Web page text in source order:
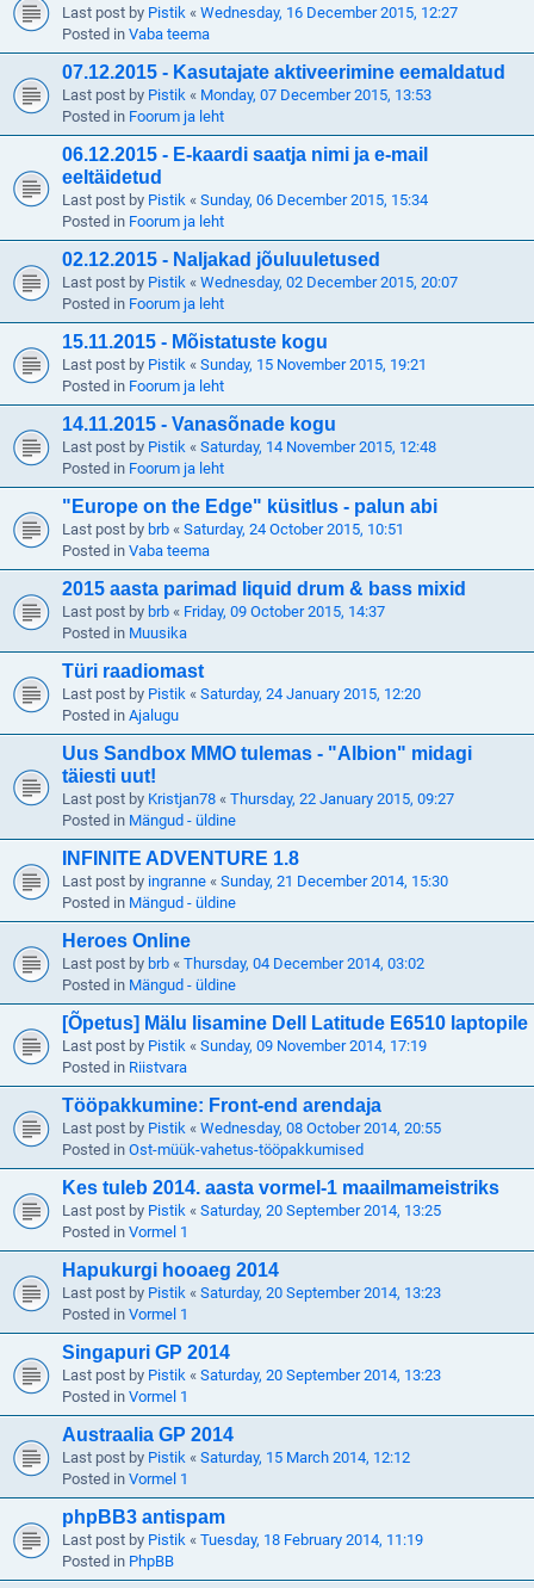
Last post by Pistik « Wednesday, 16 December 2015, 12:27
Posted in Vaba teema
07.12.2015 - Kasutajate aktiveerimine eemaldatud
Last post by Pistik « Monday, 07 December 2015, 13:53
Posted in Foorum ja leht
06.12.2015 - E-kaardi saatja nimi ja e-mail
eeltäidetud
Last post by Pistik « Sunday, 06 December 2015, 15:34
Posted in Foorum ja leht
02.12.2015 - Naljakad jõuluuletused
Last post by Pistik « Wednesday, 02 December 2015, 20:07
Posted in Foorum ja leht
15.11.2015 - Mõistatuste kogu
Last post by Pistik « Sunday, 15 November 2015, 19:21
Posted in Foorum ja leht
14.11.2015 - Vanasõnade kogu
Last post by Pistik « Saturday, 14 November 2015, 12:48
Posted in Foorum ja leht
"Europe on the Edge" küsitlus - palun abi
Last post by brb « Saturday, 24 October 2015, 10:51
Posted in Vaba teema
2015 aasta parimad liquid drum & bass mixid
Last post by brb « Friday, 09 October 2015, 14:37
Posted in Muusika
Türi raadiomast
Last post by Pistik « Saturday, 24 January 2015, 12:20
Posted in Ajalugu
Uus Sandbox MMO tulemas - "Albion" midagi
täiesti uut!
Last post by Kristjan78 « Thursday, 22 January 2015, 09:27
Posted in Mängud - üldine
INFINITE ADVENTURE 1.8
Last post by ingranne « Sunday, 21 December 2014, 15:30
Posted in Mängud - üldine
Heroes Online
Last post by brb « Thursday, 04 December 2014, 03:02
Posted in Mängud - üldine
[Õpetus] Mälu lisamine Dell Latitude E6510 laptopile
Last post by Pistik « Sunday, 09 November 2014, 17:19
Posted in Riistvara
Tööpakkumine: Front-end arendaja
Last post by Pistik « Wednesday, 08 October 2014, 20:55
Posted in Ost-müük-vahetus-tööpakkumised
Kes tuleb 2014. aasta vormel-1 maailmameistriks
Last post by Pistik « Saturday, 20 September 2014, 13:25
Posted in Vormel 1
Hapukurgi hooaeg 2014
Last post by Pistik « Saturday, 20 September 2014, 13:23
Posted in Vormel 1
Singapuri GP 2014
Last post by Pistik « Saturday, 20 September 2014, 13:23
Posted in Vormel 1
Austraalia GP 2014
Last post by Pistik « Saturday, 15 March 2014, 12:12
Posted in Vormel 1
phpBB3 antispam
Last post by Pistik « Tuesday, 18 February 2014, 11:19
Posted in PhpBB